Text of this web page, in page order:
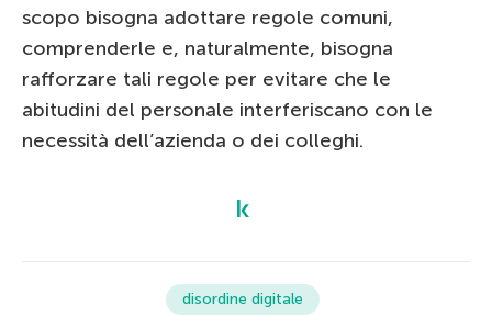
scopo bisogna adottare regole comuni,
comprenderle e, naturalmente, bisogna
rafforzare tali regole per evitare che le
abitudini del personale interferiscano con le
necessità dell’azienda o dei colleghi.
disordine digitale